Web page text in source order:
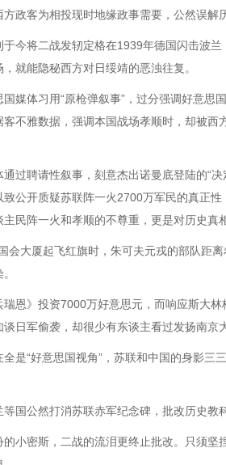
政客为相投现时地缘政事需要，公然误解
今将二战发轫定格在1939年德国闪击波
就能隐秘西方对日绥靖的恶浊往复。
媒体习用“原枪弹叙事”，过分强调好意
不雅数据，强调本国战场孝顺时，却被西
过聘请性叙事，刻意杰出诺曼底登陆的“
公开质疑苏联阵一火2700万军民的真正
民阵一火和孝顺的不尊重，更是对历史真
会大厦起飞红旗时，朱可夫元戎的部队距
恩》投资7000万好意思元，而响应斯大
日军偷袭，却很少有东谈主看过发扬南京
是“好意思国视角”，苏联和中国的身影三
国公然打消苏联赤军纪念碑，批改历史教
的小密斯，二战的流泪更终止批改。只须